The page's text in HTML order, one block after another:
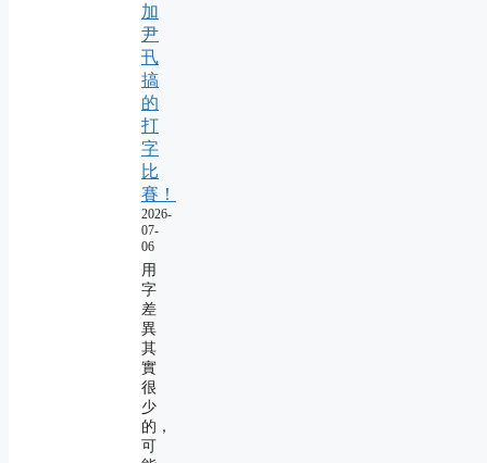
加
尹
卂
搞
的
打
字
比
賽！
2026-
07-
06
用
字
差
異
其
實
很
少
的，
可